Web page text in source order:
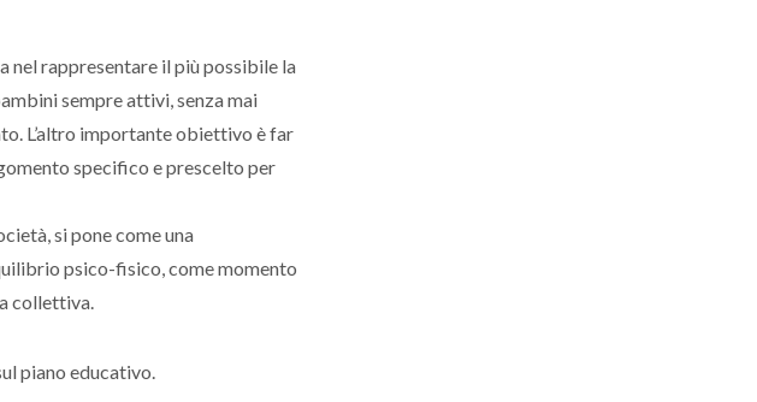
nel rappresentare il più possibile la
sempre attivi, senza mai
L’altro importante obiettivo è far
specifico e prescelto per
si pone come una
psico-fisico, come momento
collettiva.
piano educativo.